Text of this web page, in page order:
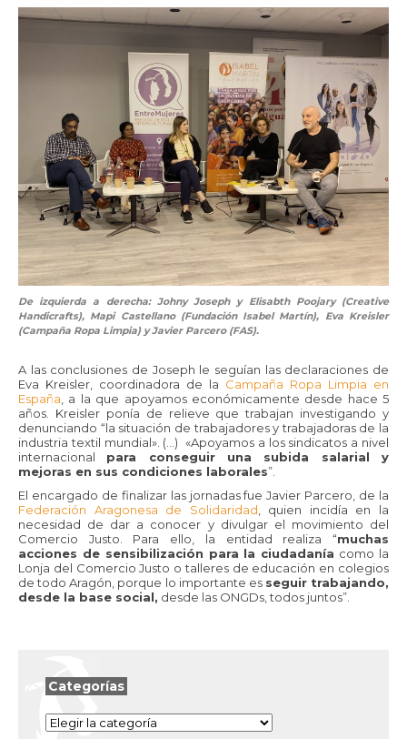
De izquierda a derecha: Johny Joseph y Elisabth Poojary (Creative
Handicrafts), Mapi Castellano (Fundación Isabel Martín), Eva Kreisler
(Campaña Ropa Limpia) y Javier Parcero (FAS).
A las conclusiones de Joseph le seguían las declaraciones de
Eva Kreisler, coordinadora de la Campaña Ropa Limpia en
España , a la que apoyamos económicamente desde hace 5
años. Kreisler ponía de relieve que trabajan investigando y
denunciando “la situación de trabajadores y trabajadoras de la
industria textil mundial». (…) «Apoyamos a los sindicatos a nivel
internacional para conseguir una subida salarial y
mejoras en sus condiciones laborales”.
El encargado de finalizar las jornadas fue Javier Parcero, de la
Federación Aragonesa de Solidaridad , quien incidía en la
necesidad de dar a conocer y divulgar el movimiento del
Comercio Justo. Para ello, la entidad realiza “muchas
acciones de sensibilización para la ciudadanía como la
Lonja del Comercio Justo o talleres de educación en colegios
de todo Aragón, porque lo importante es seguir trabajando,
desde la base social, desde las ONGDs, todos juntos”.
Categorías
Categorías